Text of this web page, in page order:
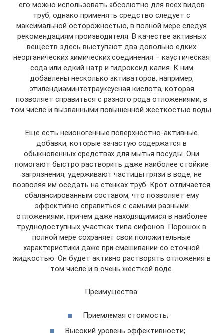
его можно использовать абсолютно для всех видов
труб, однако применять средство следует с
максимальной осторожностью, в полной мере следуя
рекомендациям производителя. В качестве активных
веществ здесь выступают два довольно едких
неорганических химических соединения – каустическая
сода или едкий натр и гидроксид калия. К ним
добавлены несколько активаторов, например,
этилендиаминтетрауксусная кислота, которая
позволяет справиться с разного рода отложениями, в
том числе и вызванными повышенной жесткостью воды.
Еще есть неионогенные поверхностно-активные
добавки, которые зачастую содержатся в
обыкновенных средствах для мытья посуды. Они
помогают быстро растворить даже наиболее стойкие
загрязнения, удерживают частицы грязи в воде, не
позволяя им оседать на стенках труб. Крот отличается
сбалансированным составом, что позволяет ему
эффективно справиться с самыми разными
отложениями, причем даже находящимися в наиболее
труднодоступных участках типа сифонов. Порошок в
полной мере сохраняет свои положительные
характеристики даже при смешивании со сточной
жидкостью. Он будет активно растворять отложения в
том числе и в очень жесткой воде.
Преимущества:
Приемлемая стоимость;
Высокий уровень эффективности;